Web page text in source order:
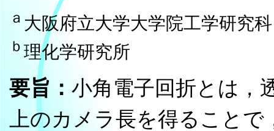
ａ 大阪府立大学大学院工学研究科
ｂ 理化学研究所
要旨： 小角電子回折とは，
上のカメラ長を得ることで